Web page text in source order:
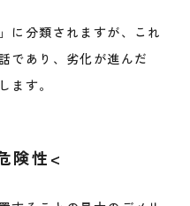
に分類されますが、これ
であり、劣化が進んだ
ます。
険性<